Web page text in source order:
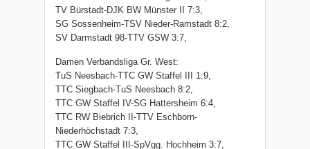
TV Bürstadt-DJK BW Münster II 7:3,
SG Sossenheim-TSV Nieder-Ramstadt 8:2,
SV Darmstadt 98-TTV GSW 3:7,
Damen Verbandsliga Gr. West:
TuS Neesbach-TTC GW Staffel III 1:9,
TTC Siegbach-TuS Neesbach 8:2,
TTC GW Staffel IV-SG Hattersheim 6:4,
TTC RW Biebrich II-TTV Eschborn-
Niederhöchstadt 7:3,
TTC GW Staffel III-SpVgg. Hochheim 3:7,